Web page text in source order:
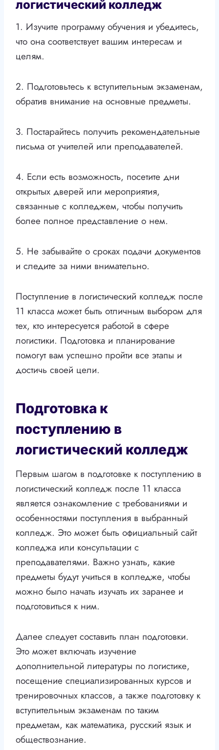
логистический колледж
1. Изучите программу обучения и убедитесь,
что она соответствует вашим интересам и
целям.
2. Подготовьтесь к вступительным экзаменам,
обратив внимание на основные предметы.
3. Постарайтесь получить рекомендательные
письма от учителей или преподавателей.
4. Если есть возможность, посетите дни
открытых дверей или мероприятия,
связанные с колледжем, чтобы получить
более полное представление о нем.
5. Не забывайте о сроках подачи документов
и следите за ними внимательно.
Поступление в логистический колледж после
11 класса может быть отличным выбором для
тех, кто интересуется работой в сфере
логистики. Подготовка и планирование
помогут вам успешно пройти все этапы и
достичь своей цели.
Подготовка к
поступлению в
логистический колледж
Первым шагом в подготовке к поступлению в
логистический колледж после 11 класса
является ознакомление с требованиями и
особенностями поступления в выбранный
колледж. Это может быть официальный сайт
колледжа или консультации с
преподавателями. Важно узнать, какие
предметы будут учиться в колледже, чтобы
можно было начать изучать их заранее и
подготовиться к ним.
Далее следует составить план подготовки.
Это может включать изучение
дополнительной литературы по логистике,
посещение специализированных курсов и
тренировочных классов, а также подготовку к
вступительным экзаменам по таким
предметам, как математика, русский язык и
обществознание.